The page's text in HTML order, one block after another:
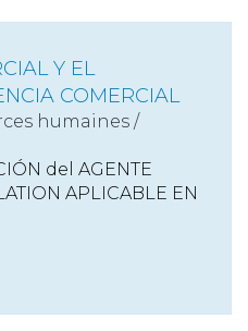
Y EL
COMERCIAL
humaines /
del AGENTE
APLICABLE EN